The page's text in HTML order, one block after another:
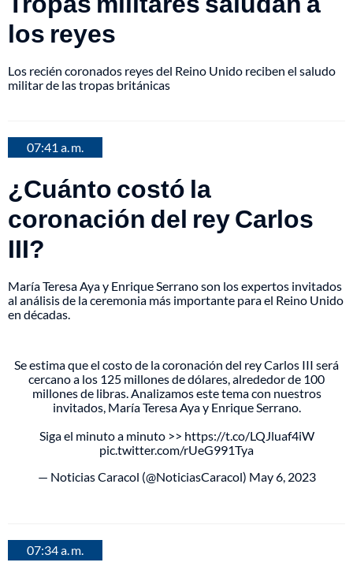
los reyes
Los recién coronados reyes del Reino Unido reciben el saludo
militar de las tropas británicas
07:41 a. m.
¿Cuánto costó la
coronación del rey Carlos
III?
María Teresa Aya y Enrique Serrano son los expertos invitados
al análisis de la ceremonia más importante para el Reino Unido
en décadas.
Se estima que el costo de la coronación del rey Carlos III será
cercano a los 125 millones de dólares, alrededor de 100
millones de libras. Analizamos este tema con nuestros
invitados, María Teresa Aya y Enrique Serrano.
Siga el minuto a minuto >> https://t.co/LQJluaf4iW
pic.twitter.com/rUeG991Tya
— Noticias Caracol (@NoticiasCaracol) May 6, 2023
07:34 a. m.